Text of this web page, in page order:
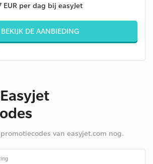
EUR per dag bij easyJet
BEKIJK DE AANBIEDING
van easyjet.com nog.